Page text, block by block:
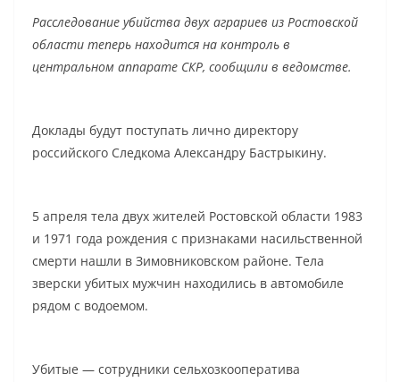
Расследование убийства двух аграриев из Ростовской
области теперь находится на контроль в
центральном аппарате СКР, сообщили в ведомстве.
Доклады будут поступать лично директору
российского Следкома Александру Бастрыкину.
5 апреля тела двух жителей Ростовской области 1983
и 1971 года рождения с признаками насильственной
смерти нашли в Зимовниковском районе. Тела
зверски убитых мужчин находились в автомобиле
рядом с водоемом.
Убитые — сотрудники сельхозкооператива